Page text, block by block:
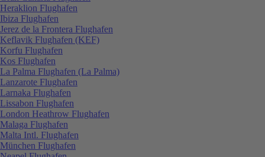
Heraklion Flughafen
Ibiza Flughafen
Jerez de la Frontera Flughafen
Keflavik Flughafen (KEF)
Korfu Flughafen
Kos Flughafen
La Palma Flughafen (La Palma)
Lanzarote Flughafen
Larnaka Flughafen
Lissabon Flughafen
London Heathrow Flughafen
Malaga Flughafen
Malta Intl. Flughafen
München Flughafen